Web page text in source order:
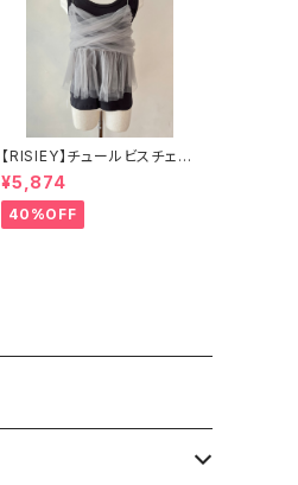
【RISIEY】チュールビスチェ
R2501-MBT804
¥5,874
40%OFF